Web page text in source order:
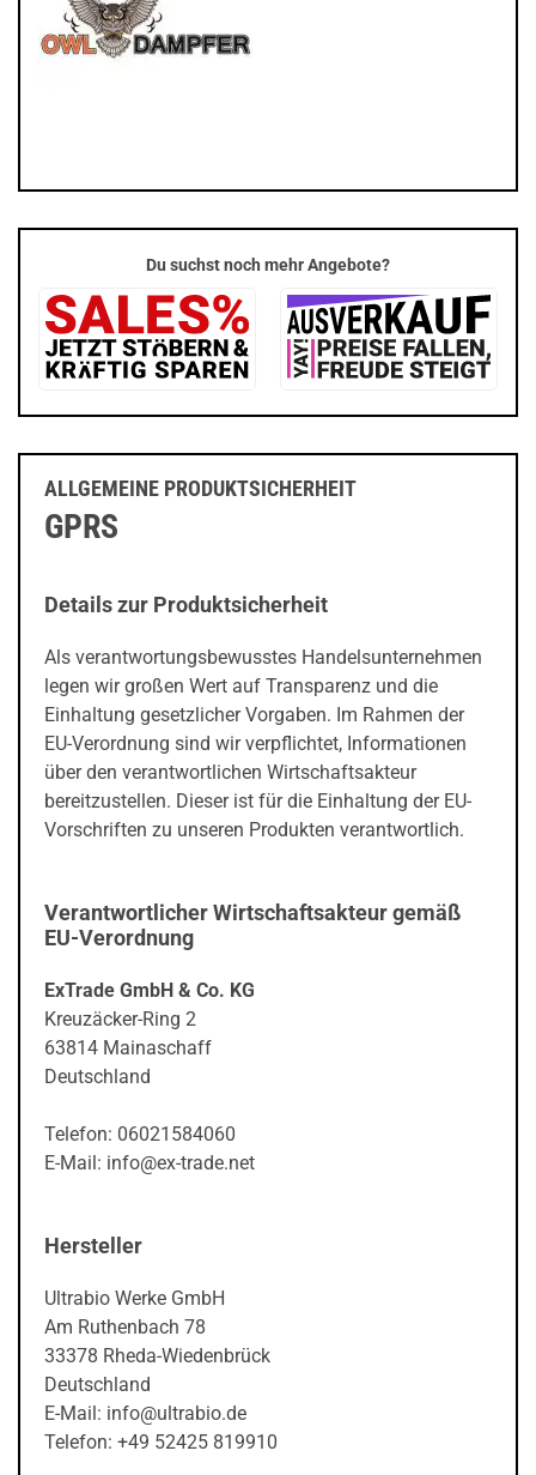
Du suchst noch mehr Angebote?
ALLGEMEINE PRODUKTSICHERHEIT
GPRS
Details zur Produktsicherheit
Als verantwortungsbewusstes Handelsunternehmen
legen wir großen Wert auf Transparenz und die
Einhaltung gesetzlicher Vorgaben. Im Rahmen der
EU-Verordnung sind wir verpflichtet, Informationen
über den verantwortlichen Wirtschaftsakteur
bereitzustellen. Dieser ist für die Einhaltung der EU-
Vorschriften zu unseren Produkten verantwortlich.
Verantwortlicher Wirtschaftsakteur gemäß
EU-Verordnung
ExTrade GmbH & Co. KG
Kreuzäcker-Ring 2
63814 Mainaschaff
Deutschland
Telefon: 06021584060
E-Mail: info@ex-trade.net
Hersteller
Ultrabio Werke GmbH
Am Ruthenbach 78
33378 Rheda-Wiedenbrück
Deutschland
E-Mail: info@ultrabio.de
Telefon: +49 52425 819910